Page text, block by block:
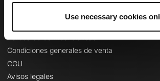
Use necessary cookies
Información legal
Política de confidencialidad
Condiciones generales de venta
CGU
Avisos legales